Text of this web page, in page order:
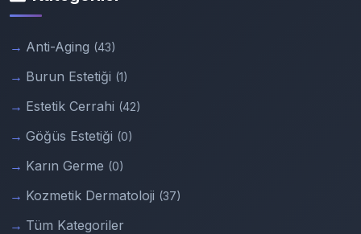
Anti-Aging (43)
Burun Estetiği (1)
Estetik Cerrahi (42)
Göğüs Estetiği (0)
Karın Germe (0)
Kozmetik Dermatoloji (37)
Tüm Kategoriler